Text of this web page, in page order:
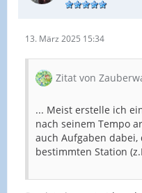
13. März 2025 15:34
Zitat von
... Meist erstelle ich
nach seinem Tempo
auch Aufgaben
bestimmten Station